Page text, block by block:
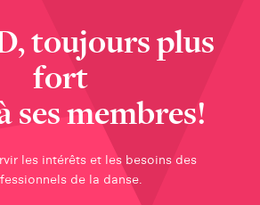
toujours plus
fort
ses membres!
les intérêts et les besoins des
de la danse.